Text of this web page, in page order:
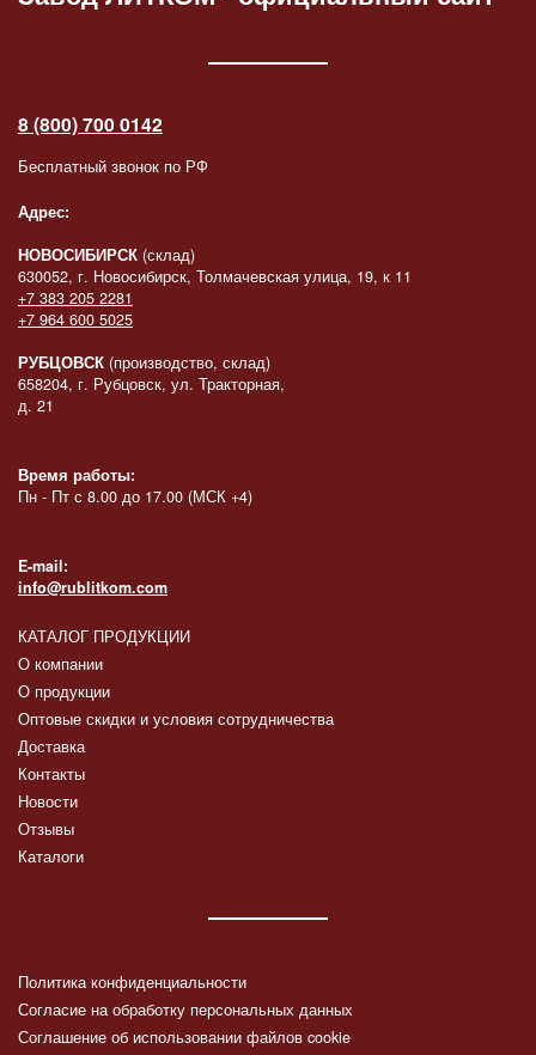
8 (800) 700 0142
Бесплатный звонок по РФ
Адрес:
НОВОСИБИРСК (склад)
630052, г. Новосибирск, Толмачевская улица, 19, к 11
+7 383 205 2281
+7 964 600 5025
РУБЦОВСК (производство, склад)
658204, г. Рубцовск, ул. Тракторная,
д. 21
Время работы:
Пн - Пт с 8.00 до 17.00 (МСК +4)
E-mail:
info@rublitkom.com
КАТАЛОГ ПРОДУКЦИИ
О компании
О продукции
Оптовые скидки и условия сотрудничества
Доставка
Контакты
Новости
Отзывы
Каталоги
Политика конфиденциальности
Согласие на обработку персональных данных
Соглашение об использовании файлов cookie